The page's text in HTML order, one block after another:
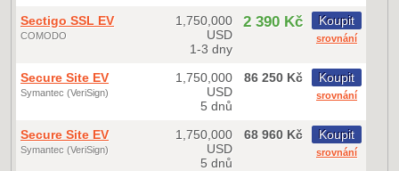
Sectigo SSL EV
COMODO
1,750,000
USD
1-3 dny
2 390 Kč Koupit
srovnání
Secure Site EV
Symantec (VeriSign)
1,750,000
USD
5 dnů
86 250 Kč Koupit
srovnání
Secure Site EV
Symantec (VeriSign)
1,750,000
USD
5 dnů
68 960 Kč Koupit
srovnání